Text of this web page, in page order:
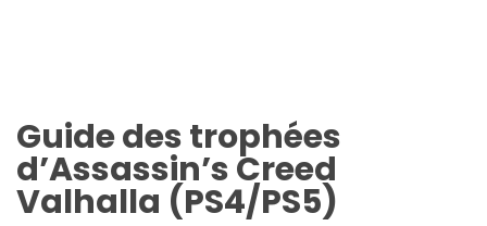
Guide des trophées
d’Assassin’s Creed
Valhalla (PS4/PS5)